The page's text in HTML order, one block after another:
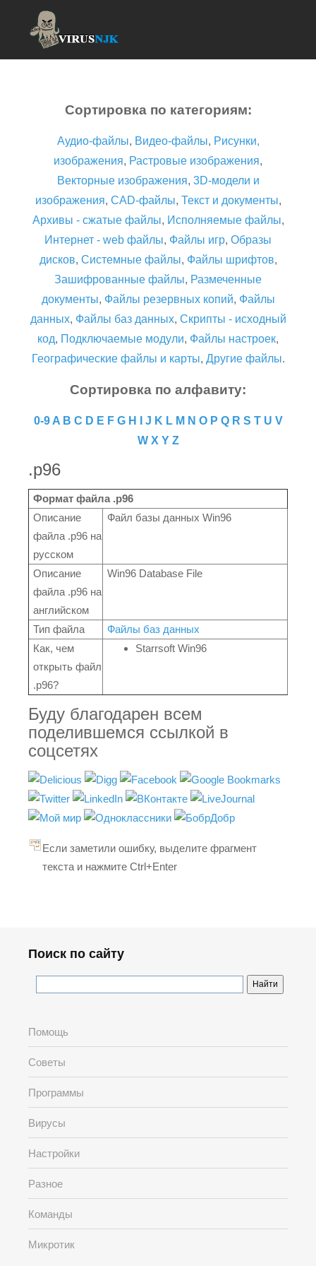
Сортировка по категориям:
Аудио-файлы, Видео-файлы, Рисунки,
изображения, Растровые изображения,
Векторные изображения, 3D-модели и
изображения, CAD-файлы, Текст и документы,
Архивы - сжатые файлы, Исполняемые файлы,
Интернет - web файлы, Файлы игр, Образы
дисков, Системные файлы, Файлы шрифтов,
Зашифрованные файлы, Размеченные
документы, Файлы резервных копий, Файлы
данных, Файлы баз данных, Скрипты - исходный
код, Подключаемые модули, Файлы настроек,
Географические файлы и карты, Другие файлы.
Сортировка по алфавиту:
0-9 A B C D E F G H J K L M N O P Q R S T U V
W X Y Z
.p96
Формат файла .p96
Описание
файла .p96 на
русском
Файл базы данных Win96
Описание
файла .p96 на
английском
Win96 Database File
Тип файла
Файлы баз данных
Как, чем
открыть файл
.p96?
Starrsoft Win96
Буду благодарен всем
поделившемся ссылкой в
соцсетях
Если заметили ошибку, выделите фрагмент
текста и нажмите Ctrl+Enter
Поиск по сайту
Помощь
Советы
Программы
Вирусы
Настройки
Разное
Команды
Микротик